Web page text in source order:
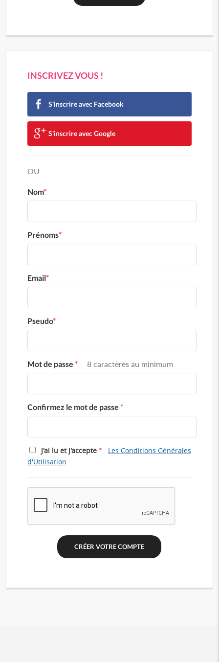
INSCRIVEZ VOUS !
S'inscrire avec Facebook
S'inscrire avec Google
OU
Nom*
Prénoms*
Email*
Pseudo*
Mot de passe * 8 caractères au minimum
Confirmez le mot de passe *
J'ai lu et j'accepte *
Les Conditions Générales
d'Utilisation